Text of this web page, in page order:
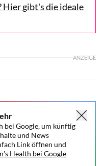
gibt's die ideale
ANZEIGE
bei Google, um künftig
und News
Link öffnen und
Health bei Google